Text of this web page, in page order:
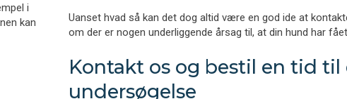
i
kan
Uanset hvad så kan det dog altid være en god ide at
om der er nogen underliggende årsag til, at din hund har
Kontakt os og bestil en tid til
undersøgelse